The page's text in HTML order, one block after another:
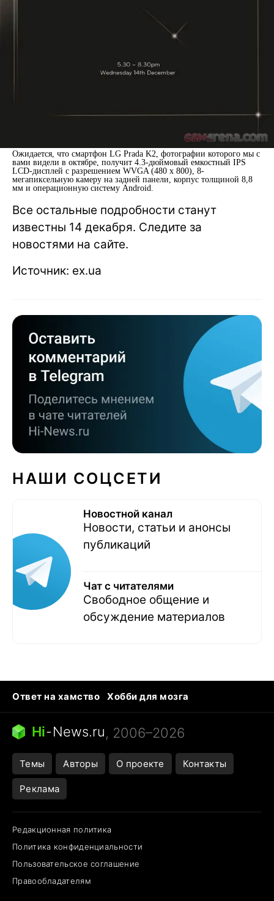
Ожидается, что смартфон LG Prada K2, фотографии которого мы с
вами видели в октябре, получит 4.3-дюймовый емкостный IPS
LCD-дисплей с разрешением WVGA (480 x 800), 8-
мегапиксельную камеру на задней панели, корпус толщиной 8,8
мм и операционную систему Android.
Все остальные подробности станут
известны 14 декабря. Следите за
новостями на сайте.
Источник: ex.ua
НАШИ СОЦСЕТИ
Новостной канал
Новости, статьи и анонсы
публикаций
Чат с читателями
Свободное общение и
обсуждение материалов
Ответ на хамство
Хобби для мозга
Бензин 100 vs 95
Тунцы в океанариуме
Следующая пандемия
Hi-News.ru, 2006–2026
Темы Авторы О проекте Контакты
Реклама
Редакционная политика
Политика конфиденциальности
Пользовательское соглашение
Правообладателям